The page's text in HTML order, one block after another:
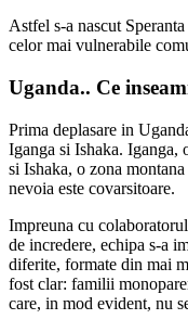
Astfel s-a nascut
celor mai vulnerabile
Uganda.. Ce
Prima deplasare in
Iganga si Ishaka. Iganga,
si Ishaka, o zona
nevoia este covarsitoare.
Impreuna cu
de incredere, echipa s-a
diferite, formate din mai
fost clar: familii
care, in mod evident, nu